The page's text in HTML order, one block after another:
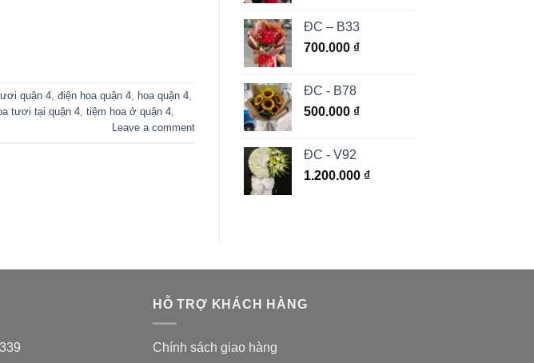
quận 4, điện hoa quận 4, hoa quận 4,
tươi tại quận 4, tiệm hoa ở quận 4,
Leave a comment
ĐC – B33
700.000 ₫
ĐC - B78
500.000 ₫
ĐC - V92
1.200.000 ₫
HỖ TRỢ KHÁCH HÀNG
Chính sách giao hàng